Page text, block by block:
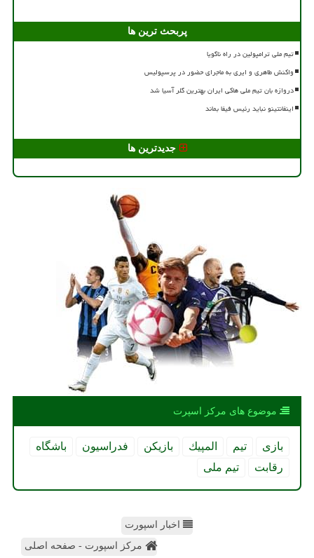
پربحث ترین ها
تیم ملی ترامپولین در راه ناگویا
واکنش طاهری و ایری به ماجرای حضور در پرسپولیس
دروازه بان تیم ملی هاکی ایران بهترین گلر آسیا شد
اینفانتینو نباید رئیس فیفا بماند
جدیدترین ها
موضوع های مركز اسپرت
بازی تیم المپیك بازیكن فدراسیون
باشگاه
رقابت
تیم ملی
اخبار اسپورت
مرکز اسپورت - صفحه اصلی